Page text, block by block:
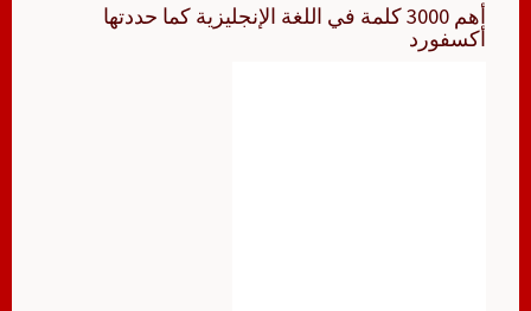
أهم 3000 كلمة في اللغة الإنجليزية كما حددتها
أكسفورد